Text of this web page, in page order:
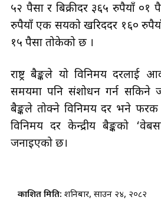
५२ पैसा र बिक्रीदर ३६५ रुपैयाँ ०१
रुपैयाँ एक सयको खरिददर १६०
१५ पैसा तोकेको छ ।
राष्ट्र बैङ्कले यो विनिमय
समयमा पनि संशोधन गर्न सकिने
बैङ्कले तोक्ने विनिमय दर भने
विनिमय दर केन्द्रीय बैङ्कको
जनाइएको छ।
प्रकाशित मिति: शनिबार, साउन २४, २०८२